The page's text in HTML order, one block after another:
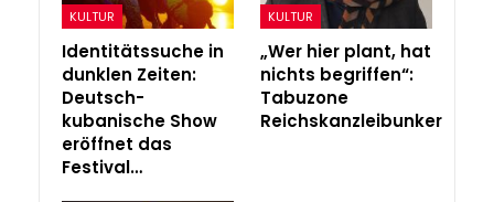
KULTUR
Identitätssuche in
dunklen Zeiten:
Deutsch-
kubanische Show
eröffnet das
Festival…
KULTUR
„Wer hier plant, hat
nichts begriffen“:
Tabuzone
Reichskanzleibunker